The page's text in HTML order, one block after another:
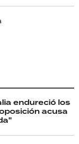
endureció los
acusa